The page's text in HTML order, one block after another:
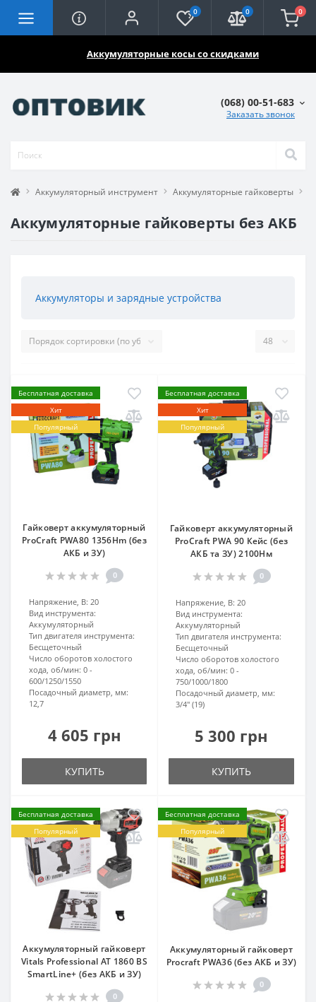
Аккумуляторные косы со скидками
0 0 0
(068) 00-51-683
Заказать звонок
Аккумуляторный инструмент Аккумуляторные гайковерты
Аккумуляторные гайковерты без АКБ
Аккумуляторы и зарядные устройства
Бесплатная доставка
Хит
Популярный
Гайковерт аккумуляторный
ProCraft PWA80 1356Hm (без
АКБ и ЗУ)
0
Напряжение, В: 20
Вид инструмента:
Аккумуляторный
Тип двигателя инструмента:
Бесщеточный
Число оборотов холостого
хода, об/мин: 0 -
600/1250/1550
Посадочный диаметр, мм:
12,7
4 605 грн
КУПИТЬ
Бесплатная доставка
Хит
Популярный
Гайковерт аккумуляторный
ProCraft PWA 90 Кейс (без
АКБ та ЗУ) 2100Нм
0
Напряжение, В: 20
Вид инструмента:
Аккумуляторный
Тип двигателя инструмента:
Бесщеточный
Число оборотов холостого
хода, об/мин: 0 -
750/1000/1800
Посадочный диаметр, мм:
3/4" (19)
5 300 грн
КУПИТЬ
Бесплатная доставка
Популярный
Аккумуляторный гайковерт
Vitals Professional AT 1860 BS
SmartLine+ (без АКБ и ЗУ)
0
Бесплатная доставка
Популярный
Аккумуляторный гайковерт
Procraft PWA36 (без АКБ и ЗУ)
0